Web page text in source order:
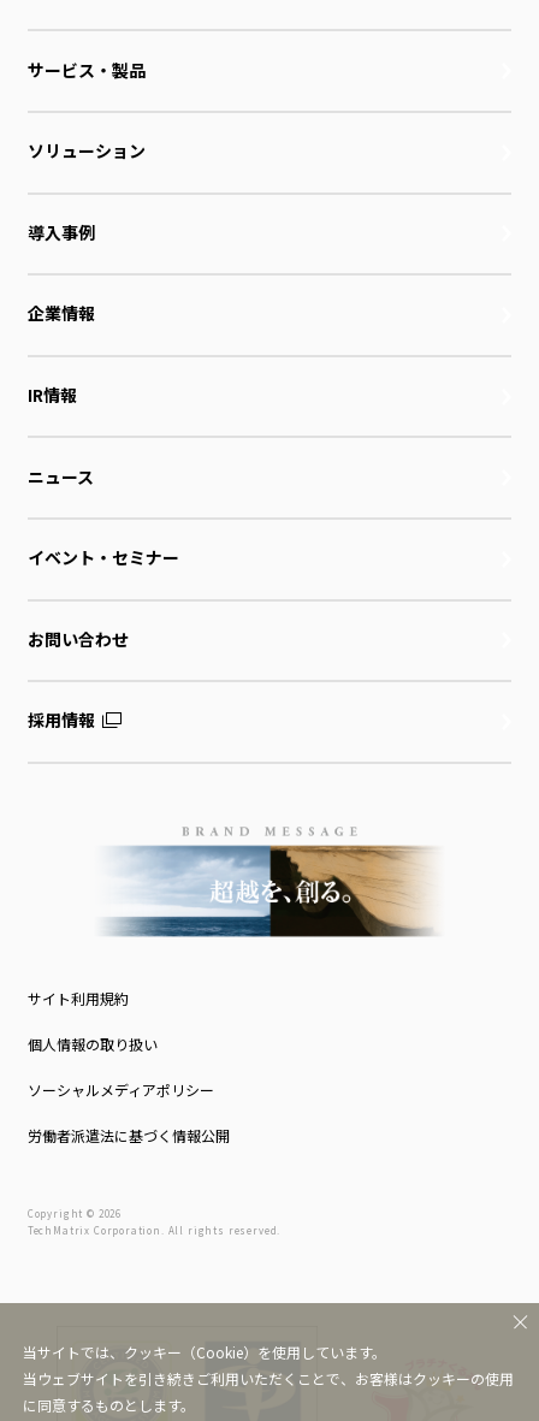
サービス・製品
ソリューション
導入事例
企業情報
IR情報
ニュース
イベント・セミナー
お問い合わせ
採用情報
サイト利用規約
個人情報の取り扱い
ソーシャルメディアポリシー
労働者派遣法に基づく情報公開
Copyright © 2026
TechMatrix Corporation. All rights reserved.
当サイトでは、クッキー（Cookie）を使用しています。
当ウェブサイトを引き続きご利用いただくことで、お客様はクッキーの使用
に同意するものとします。